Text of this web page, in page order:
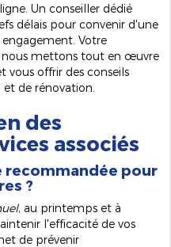
Un conseiller dédié
délais pour convenir d'une
Votre
mettons tout en œuvre
vous offrir des conseils
de rénovation.
des
associés
recommandée pour
?
, au printemps et à
l'efficacité de vos
de prévenir